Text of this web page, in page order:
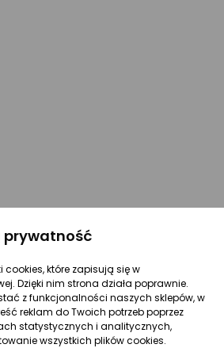
prywatność
cookies, które zapisują się w
Dzięki nim strona działa poprawnie.
z funkcjonalności naszych sklepów, w
reklam do Twoich potrzeb poprzez
statystycznych i analitycznych,
wszystkich plików cookies.